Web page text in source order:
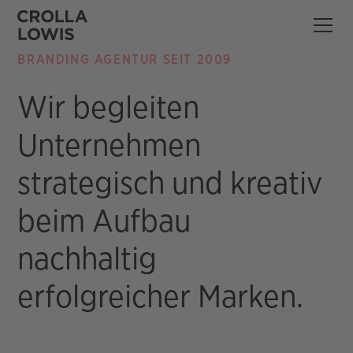
BRANDING AGENTUR SEIT 2009
Wir begleiten
Unternehmen
strategisch und kreativ
beim Aufbau
nachhaltig
erfolgreicher Marken.